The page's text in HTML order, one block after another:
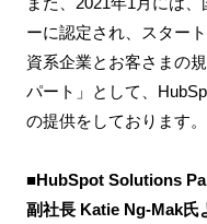
ーに認定され、スター
資系企業とお客さまの
パート」として、
の提供をしております。
■HubSpot Solutions
副社長 Katie Ng-Mak氏